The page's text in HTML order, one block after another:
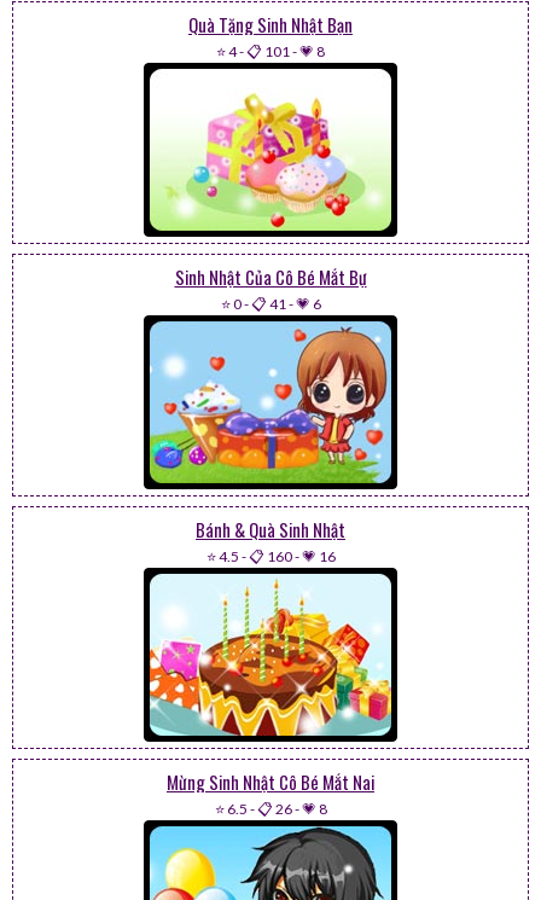
Quà Tặng Sinh Nhật Bạn
⭐ 4-📋 101-💗 8
Sinh Nhật Của Cô Bé Mắt Bự
⭐ 0-📋 41-💗 6
Bánh & Quà Sinh Nhật
⭐ 4.5 -📋 160-💗 16
Mừng Sinh Nhật Cô Bé Mắt Nai
⭐ 6.5 -📋 26-💗 8